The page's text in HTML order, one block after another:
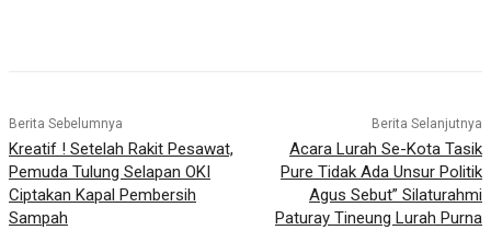
Berita Sebelumnya
Kreatif ! Setelah Rakit Pesawat,
Pemuda Tulung Selapan OKI
Ciptakan Kapal Pembersih
Sampah
Berita Selanjutnya
Acara Lurah Se-Kota Tasik
Pure Tidak Ada Unsur Politik
Agus Sebut” Silaturahmi
Paturay Tineung Lurah Purna